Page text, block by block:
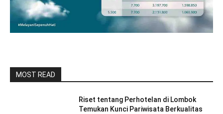
MOST READ
Riset tentang Perhotelan di Lombok
Temukan Kunci Pariwisata Berkualitas